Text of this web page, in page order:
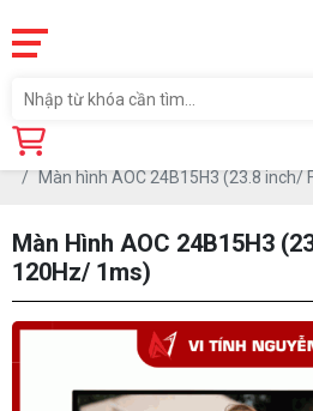
Trang chủ
Màn hình AOC 24B15H3 (23.8 inch/
Màn Hình AOC 24B15H3
120Hz/ 1ms)